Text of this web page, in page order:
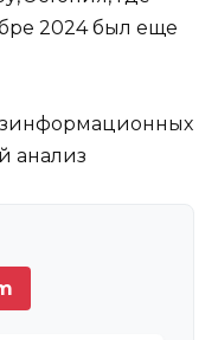
2024 был еще
анализ